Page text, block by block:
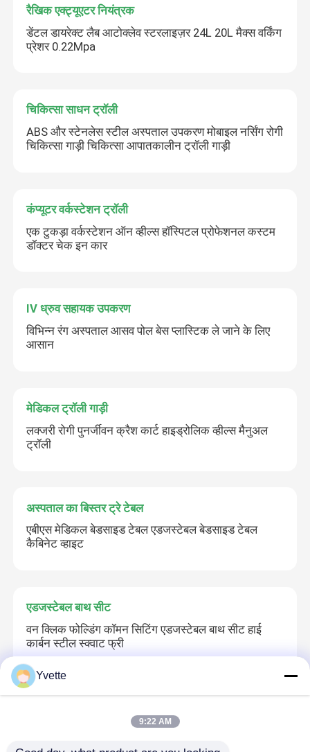
रैखिक एक्ट्यूएटर नियंत्रक
डेंटल डायरेक्ट लैब आटोक्लेव स्टरलाइज़र 24L 20L मैक्स वर्किंग
प्रेशर 0.22Mpa
चिकित्सा साधन ट्रॉली
ABS और स्टेनलेस स्टील अस्पताल उपकरण मोबाइल नर्सिंग रोगी
चिकित्सा गाड़ी चिकित्सा आपातकालीन ट्रॉली गाड़ी
कंप्यूटर वर्कस्टेशन ट्रॉली
एक टुकड़ा वर्कस्टेशन ऑन व्हील्स हॉस्पिटल प्रोफेशनल कस्टम
डॉक्टर चेक इन कार
IV ध्रुव सहायक उपकरण
विभिन्न रंग अस्पताल आसव पोल बेस प्लास्टिक ले जाने के लिए
आसान
मेडिकल ट्रॉली गाड़ी
लक्जरी रोगी पुनर्जीवन क्रैश कार्ट हाइड्रोलिक व्हील्स मैनुअल
ट्रॉली
अस्पताल का बिस्तर ट्रे टेबल
एबीएस मेडिकल बेडसाइड टेबल एडजस्टेबल बेडसाइड टेबल
कैबिनेट व्हाइट
एडजस्टेबल बाथ सीट
वन क्लिक फोल्डिंग कॉमन सिटिंग एडजस्टेबल बाथ सीट हाई
कार्बन स्टील स्क्वाट फ्री
एंगल एडजस्टेबल ब्लू स्टील इलेक्ट्रिक डायलिसिस चेयर
Yvette
9:22 AM